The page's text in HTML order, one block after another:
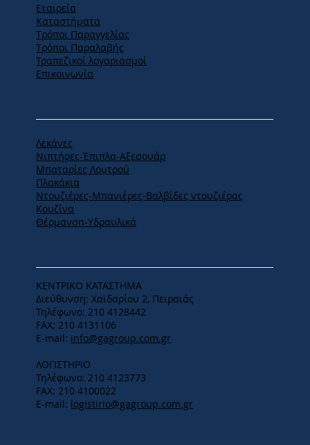
Εταιρεία
Καταστήματα
Tρόποι Παραγγελίας
Tρόποι Παραλαβής
Τραπεζικοί λογαριασμοί
Επικοινωνία
ΚΕΝΤΡΙΚΟ ΚΑΤΑΣΤΗΜΑ
Διεύθυνση: Χαϊδαρίου 2, Πειραιάς
Τηλέφωνο: 210 4128442
FAX: 210 4131106
E-mail: info@gagroup.com.gr
ΛΟΓΙΣΤΗΡΙΟ
Τηλέφωνο: 210 4123773
FAX: 210 4100022
E-mail: logistirio@gagroup.com.gr
Λεκάνες
Νιπτήρες-Έπιπλα-Αξεσουάρ
Μπαταρίες Λουτρού
Πλακάκια
Ντουζιέρες-Μπανιέρες-Βαλβίδες ντουζιέρας
Κουζίνα
Θέρμανση-Υδραυλικά